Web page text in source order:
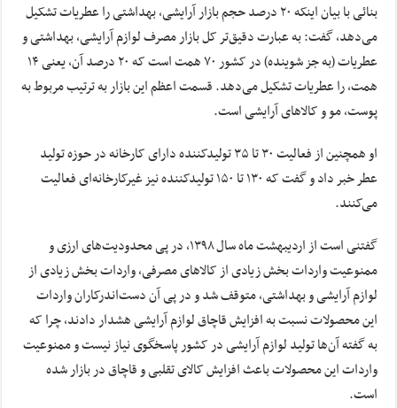
بنائی با بیان اینکه ۲۰ درصد حجم بازار آرایشی، بهداشتی را عطریات تشکیل
می‌دهد، گفت: به عبارت دقیق‌تر کل بازار مصرف لوازم آرایشی، بهداشتی و
عطریات (به جز شوینده) در کشور ۷۰ همت است که ۲۰ درصد آن، یعنی ۱۴
همت، را عطریات تشکیل می‌دهد. قسمت اعظم این بازار به ترتیب مربوط به
پوست، مو و کالاهای آرایشی است.
او همچنین از فعالیت ۳۰ تا ۳۵ تولیدکننده دارای کارخانه در حوزه تولید
عطر خبر داد و گفت که ۱۳۰ تا ۱۵۰ تولیدکننده نیز غیرکارخانه‌ای فعالیت
می‌کنند.
گفتنی است از اردیبهشت ماه سال ۱۳۹۸، در پی محدودیت‌های ارزی و
ممنوعیت واردات بخش زیادی از کالاهای مصرفی، واردات بخش زیادی از
لوازم آرایشی و بهداشتی، متوقف شد و در پی آن دست‌اندرکاران واردات
این محصولات نسبت به افزایش قاچاق لوازم آرایشی هشدار دادند، چرا که
به گفته آن‌ها تولید لوازم آرایشی در کشور پاسخگوی نیاز نیست و ممنوعیت
واردات این محصولات باعث افزایش کالای تقلبی و قاچاق در بازار شده
است.